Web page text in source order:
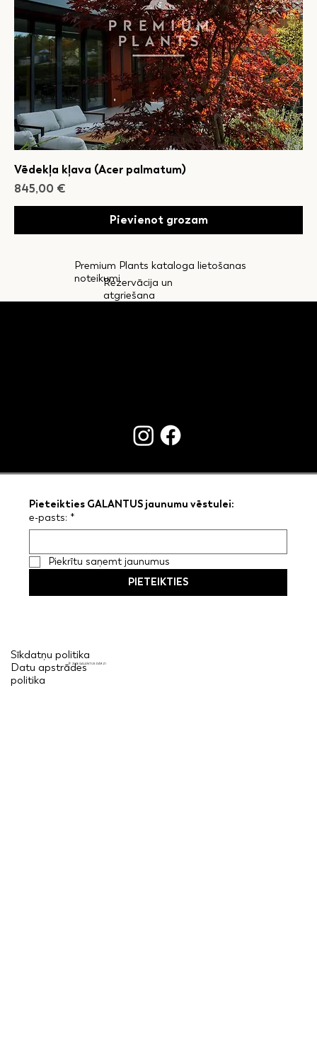
Rezervācija un
atgriešana
Premium Plants kataloga lietošanas
noteikumi
Vēdekļa kļava (Acer palmatum)
Cena
845,00 €
Pievienot grozam
Pieteikties GALANTUS jaunumu vēstulei:
e-pasts: *
Piekrītu saņemt jaunumus
PIETEIKTIES
Sīkdatņu politika
Datu apstrādes
politika
© 2026 GALANTUS DĀRZI